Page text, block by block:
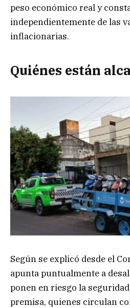
peso económico real y
independientemente de las
inflacionarias.
Quiénes están
Según se explicó desde el
apunta puntualmente a
ponen en riesgo la
premisa, quienes circulan